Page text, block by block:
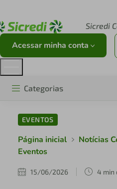
Sicredi
Acessar minha conta
Categorias
EVENTOS
Página inicial
Notícias
Eventos
15/06/2026 4 min